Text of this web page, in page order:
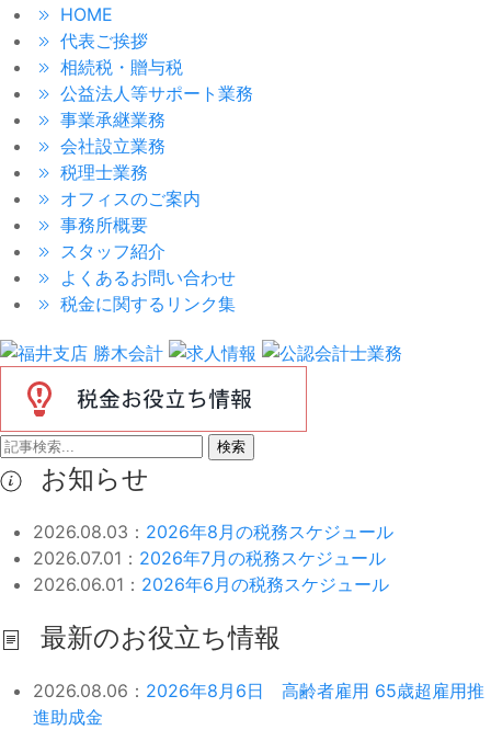
HOME
代表ご挨拶
相続税・贈与税
公益法人等サポート業務
事業承継業務
会社設立業務
税理士業務
オフィスのご案内
事務所概要
スタッフ紹介
よくあるお問い合わせ
税金に関するリンク集
検索
お知らせ
2026.08.03： 2026年8月の税務スケジュール
2026.07.01： 2026年7月の税務スケジュール
2026.06.01： 2026年6月の税務スケジュール
最新のお役立ち情報
2026.08.06： 2026年8月6日 高齢者雇用 65歳超雇用推
進助成金